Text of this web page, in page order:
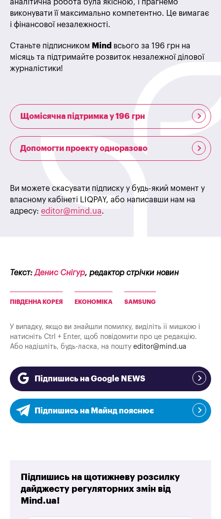
аналітична робота була якісною, і прагнемо
виконувати її максимально компетентно. Це вимагає
і фінансової незалежності.
Станьте підписником Mind всього за 196 грн на
місяць та підтримайте розвиток незалежної ділової
журналістики!
Щомісячна підтримка у 196 грн
Допомогти проекту одноразово
Ви можете скасувати підписку у будь-який момент у
власному кабінеті LIQPAY, або написавши нам на
адресу: editor@mind.ua.
Текст:Денис Снігур, редактор стрічки новин
ПІВДЕННА КОРЕЯ ЕКОНОМІКА SAMSUNG
У випадку, якщо ви знайшли помилку, виділіть її мишкою і
натисніть Ctrl + Enter, щоб повідомити про це редакцію.
Або надішліть, будь-ласка, на пошту editor@mind.ua
Підпишись на Google NEWS
Підпишись на Майнд пояснює
Підпишись на щотижневу розсилку
дайджесту регуляторних змін від
Mind.ua!